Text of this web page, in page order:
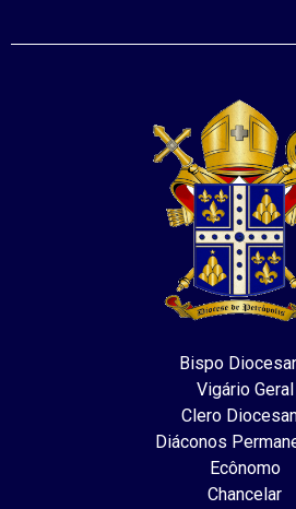
Bispo
Vigário Geral
Clero
Diáconos
Ecônomo
Chancelar